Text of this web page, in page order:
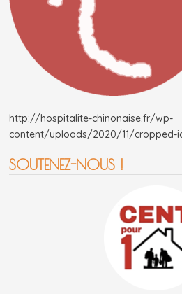
http://hospitalite-chinonaise.fr/wp-
content/uploads/2020/11/cropped-
SOUTENEZ-NOUS !